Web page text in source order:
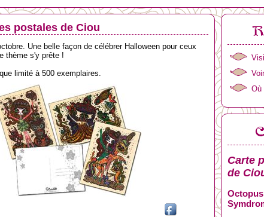
postales de Ciou
Une belle façon de célébrer Halloween pour ceux
thème s'y prête !
limité à 500 exemplaires.
Où
Carte
de